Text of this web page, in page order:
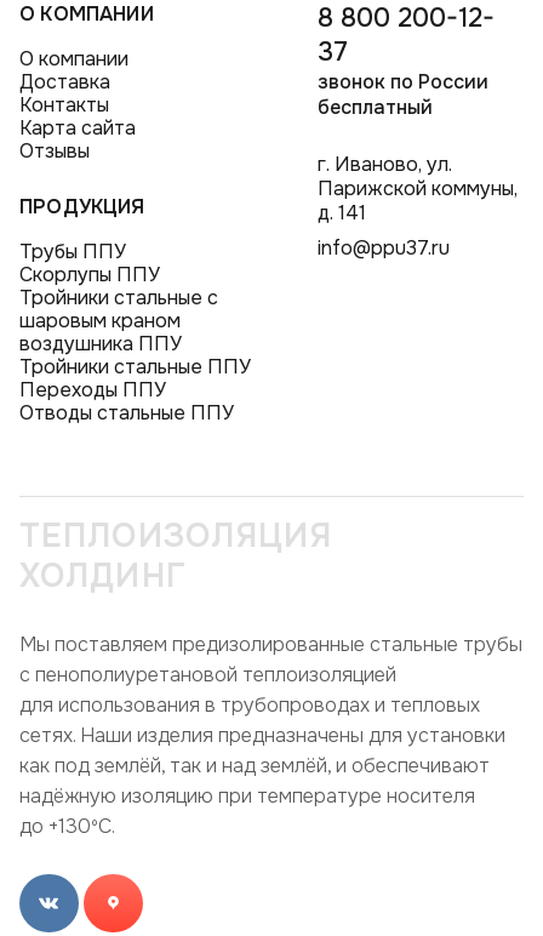
О КОМПАНИИ
О компании
Доставка
Контакты
Карта сайта
Отзывы
ПРОДУКЦИЯ
Трубы ППУ
Скорлупы ППУ
Тройники стальные с
шаровым краном
воздушника ППУ
Тройники стальные ППУ
Переходы ППУ
Отводы стальные ППУ
8 800 200-12-
37
звонок по России
бесплатный
г. Иваново, ул.
Парижской коммуны,
д. 141
info@ppu37.ru
ТЕПЛОИЗОЛЯЦИЯ
ХОЛДИНГ
Мы поставляем предизолированные стальные трубы
с пенополиуретановой теплоизоляцией
для использования в трубопроводах и тепловых
сетях. Наши изделия предназначены для установки
как под землёй, так и над землёй, и обеспечивают
надёжную изоляцию при температуре носителя
до +130ºC.